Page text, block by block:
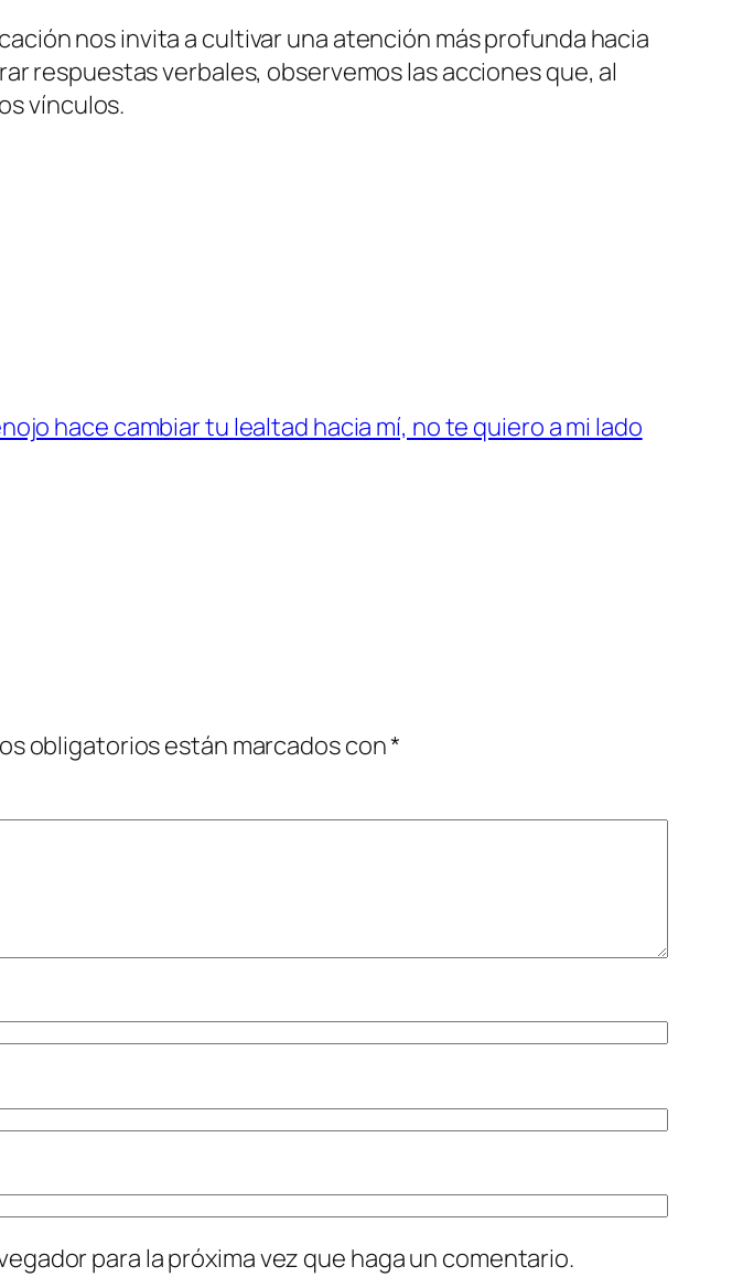
nos invita a cultivar una atención más profunda hacia
respuestas verbales, observemos las acciones que, al
vínculos.
hace cambiar tu lealtad hacia mí, no te quiero a mi lado
obligatorios están marcados con*
para la próxima vez que haga un comentario.